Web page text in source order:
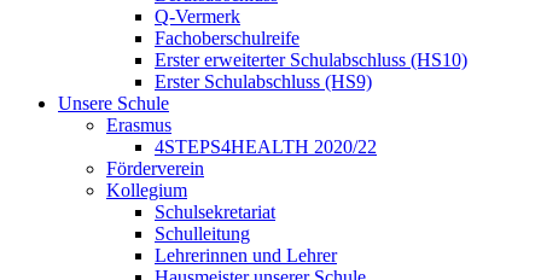
Q-Vermerk
Fachoberschulreife
Erster erweiterter Schulabschluss (HS10)
Erster Schulabschluss (HS9)
Unsere Schule
Erasmus
4STEPS4HEALTH 2020/22
Förderverein
Kollegium
Schulsekretariat
Schulleitung
Lehrerinnen und Lehrer